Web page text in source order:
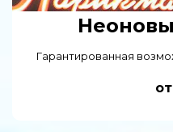
Гарантированная